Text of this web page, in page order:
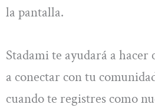
la pantalla.
Stadami te ayudará a
a conectar con tu
cuando te registres como